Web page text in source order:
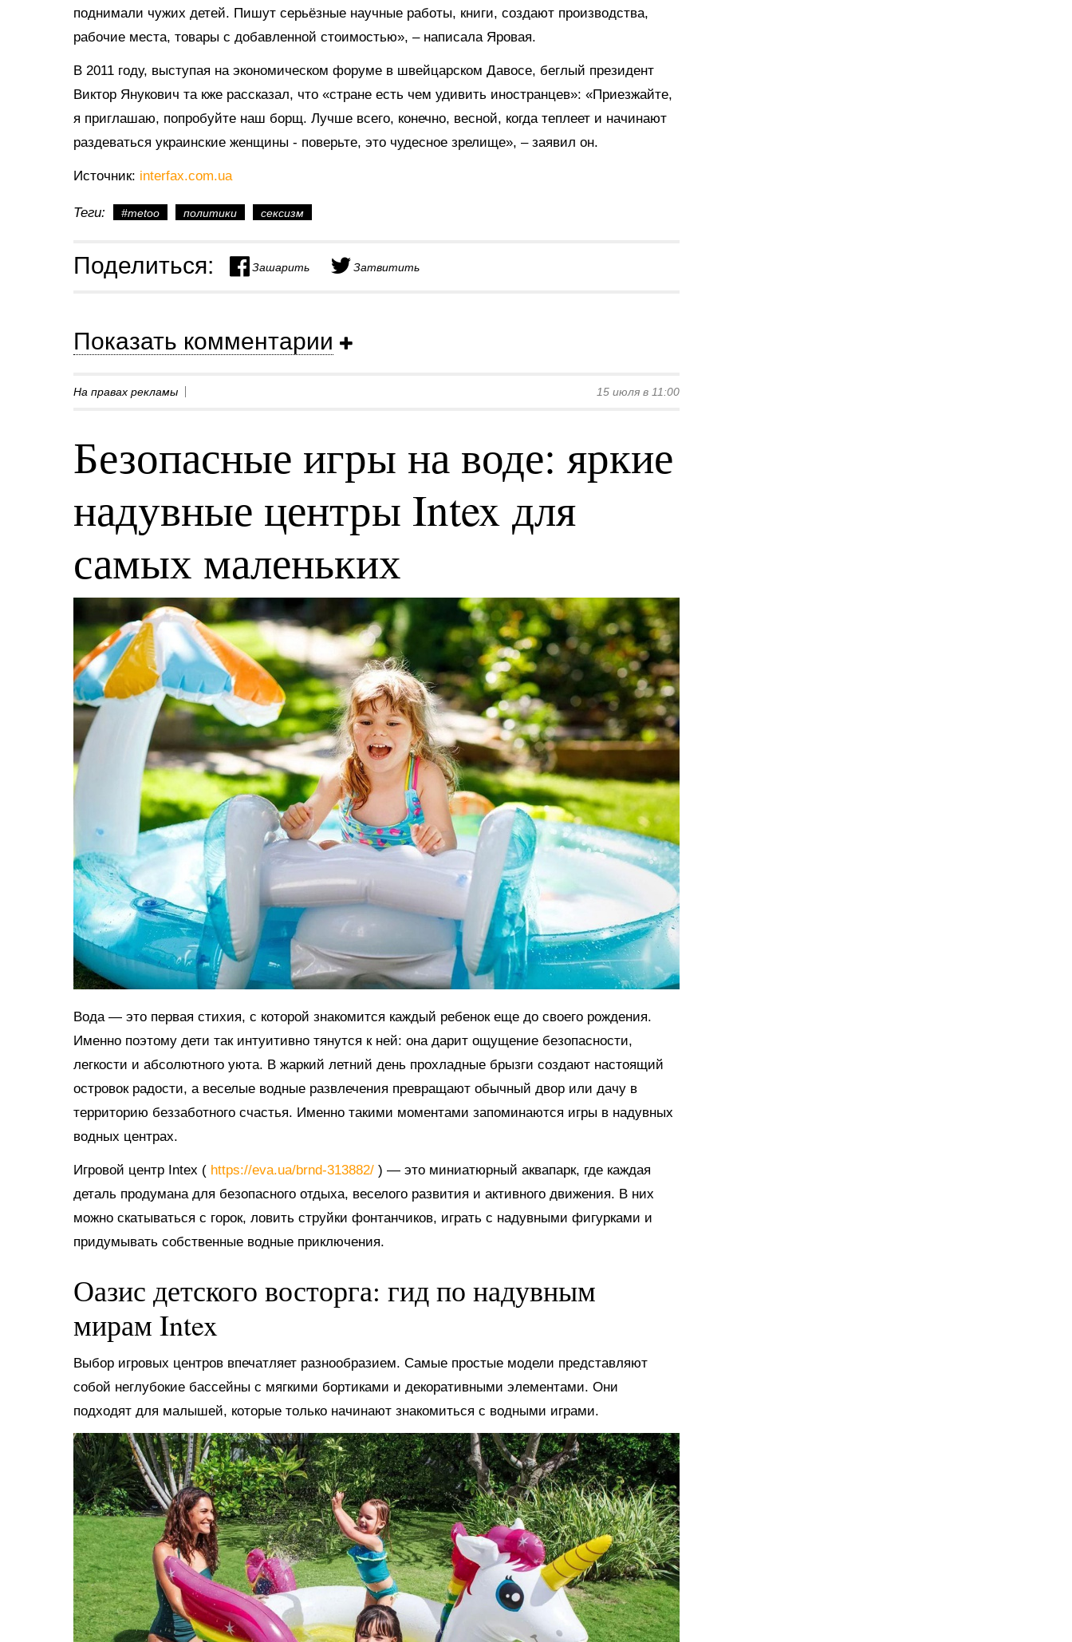
поднимали чужих детей. Пишут серьёзные научные работы, книги, создают производства,
рабочие места, товары с добавленной стоимостью», – написала Яровая.
В 2011 году, выступая на экономическом форуме в швейцарском Давосе, беглый президент
Виктор Янукович та кже рассказал, что «стране есть чем удивить иностранцев»: «Приезжайте,
я приглашаю, попробуйте наш борщ. Лучше всего, конечно, весной, когда теплеет и начинают
раздеваться украинские женщины - поверьте, это чудесное зрелище», – заявил он.
Источник: interfax.com.ua
Теги: #metoo политики сексизм
Поделиться: Зашарить Затвитить
Показать комментарии
На правах рекламы 15 июля в 11:00
Безопасные игры на воде: яркие
надувные центры Intex для
самых маленьких
Вода — это первая стихия, с которой знакомится каждый ребенок еще до своего рождения.
Именно поэтому дети так интуитивно тянутся к ней: она дарит ощущение безопасности,
легкости и абсолютного уюта. В жаркий летний день прохладные брызги создают настоящий
островок радости, а веселые водные развлечения превращают обычный двор или дачу в
территорию беззаботного счастья. Именно такими моментами запоминаются игры в надувных
водных центрах.
Игровой центр Intex ( https://eva.ua/brnd-313882/ ) — это миниатюрный аквапарк, где каждая
деталь продумана для безопасного отдыха, веселого развития и активного движения. В них
можно скатываться с горок, ловить струйки фонтанчиков, играть с надувными фигурками и
придумывать собственные водные приключения.
Оазис детского восторга: гид по надувным
мирам Intex
Выбор игровых центров впечатляет разнообразием. Самые простые модели представляют
собой неглубокие бассейны с мягкими бортиками и декоративными элементами. Они
подходят для малышей, которые только начинают знакомиться с водными играми.